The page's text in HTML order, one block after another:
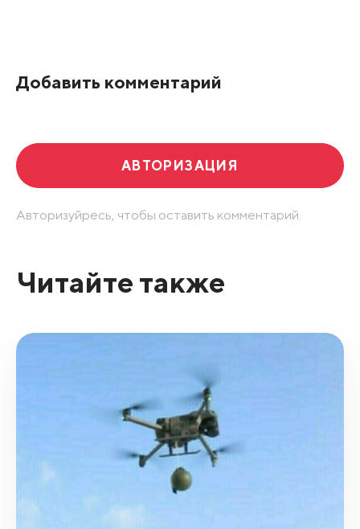
Добавить комментарий
АВТОРИЗАЦИЯ
Авторизуйресь, чтобы оставить комментарий.
Читайте также